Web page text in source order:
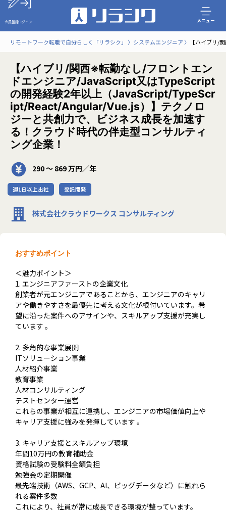
会員登録ログイン メニュー
リモートワーク転職で自分らしく「リラシク」 システムエンジニア 【ハイブリ/
【ハイブリ/関西※転勤なし/フロントエン
ドエンジニア/JavaScript又はTypeScript
の開発経験2年以上（JavaScript/TypeScr
ipt/React/Angular/Vue.js）】テクノロ
ジーと共創力で、ビジネス成長を加速す
る！クラウド時代の伴走型コンサルティ
ング企業！
290 〜 869 万円／年
週1日以上出社 受託開発
株式会社クラウドワークス コンサルティング
おすすめポイント
＜魅力ポイント＞
1. エンジニアファーストの企業文化
創業者が元エンジニアであることから、エンジニアのキャリ
アや働きやすさを最優先に考える文化が根付いています。希
望に沿った案件へのアサインや、スキルアップ支援が充実し
ています 。
2. 多角的な事業展開
ITソリューション事業
人材紹介事業
教育事業
人材コンサルティング
テストセンター運営
これらの事業が相互に連携し、エンジニアの市場価値向上や
キャリア支援に強みを発揮しています 。
3. キャリア支援とスキルアップ環境
年間10万円の教育補助金
資格試験の受験料全額負担
勉強会の定期開催
最先端技術（AWS、GCP、AI、ビッグデータなど）に触れら
れる案件多数
これにより、社員が常に成長できる環境が整っています。